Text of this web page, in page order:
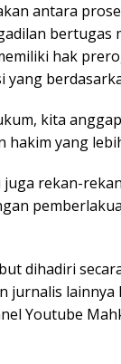
antara
hak
kita
yang
rekan-
dihadiri
jurnalis lainnya
Youtube